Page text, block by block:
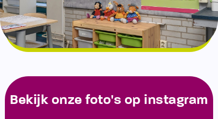
Bekijk onze foto's op instagram